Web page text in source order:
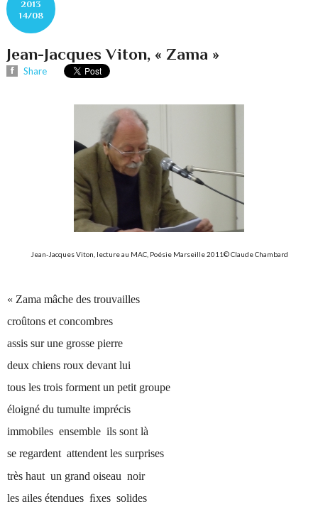
2013
14/08
Jean-Jacques Viton, « Zama »
Share
Jean-Jacques Viton, lecture au MAC, Poésie Marseille 2011© Claude Chambard
« Zama mâche des trouvailles
croûtons et concombres
assis sur une grosse pierre
deux chiens roux devant lui
tous les trois forment un petit groupe
éloigné du tumulte imprécis
immobiles ensemble ils sont là
se regardent attendent les surprises
très haut un grand oiseau noir
les ailes étendues ﬁxes solides